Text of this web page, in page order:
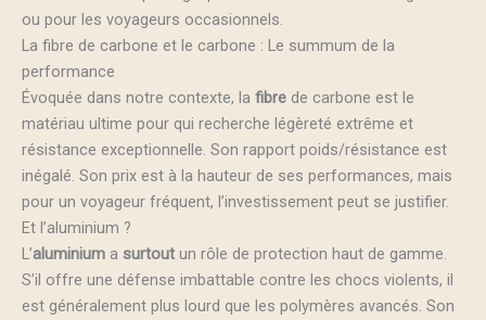
ou pour les voyageurs occasionnels.
La fibre de carbone et le carbone : Le summum de la
performance
Évoquée dans notre contexte, la fibre de carbone est le
matériau ultime pour qui recherche légèreté extrême et
résistance exceptionnelle. Son rapport poids/résistance est
inégalé. Son prix est à la hauteur de ses performances, mais
pour un voyageur fréquent, l’investissement peut se justifier.
Et l’aluminium ?
L’aluminium a surtout un rôle de protection haut de gamme.
S’il offre une défense imbattable contre les chocs violents, il
est généralement plus lourd que les polymères avancés. Son